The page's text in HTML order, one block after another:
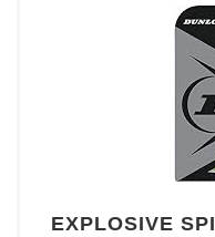
EXPLOSIVE